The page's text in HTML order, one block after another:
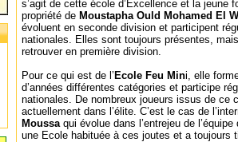
s’agit de cette école d’Excellence et la jeune
propriété de Moustapha Ould Mohamed El
évoluent en seconde division et participent
nationales. Elles sont toujours présentes,
retrouver en première division.
Pour ce qui est de l’ Ecole Feu Mini, elle
d’années différentes catégories et participe
nationales. De nombreux joueurs issus de ce
actuellement dans l’élite. C’est le cas de
Moussa qui évolue dans l’entrejeu de
une Ecole habituée à ces joutes et a toujours